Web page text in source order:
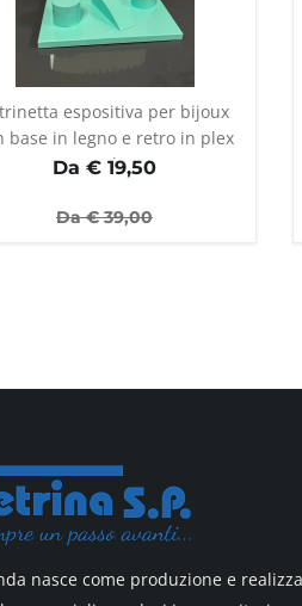
espositiva per bijoux
base in legno e retro in plex
opale
Da € 19,50
Da €39,00
nasce come produzione e